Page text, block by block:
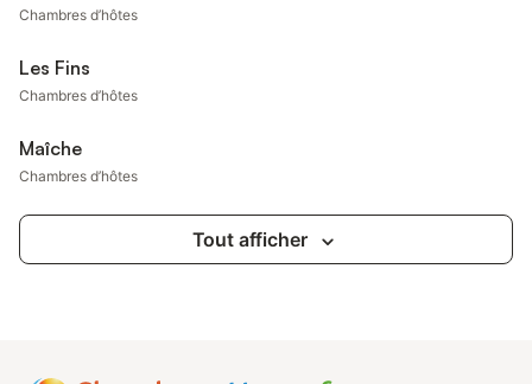
Chambres d’hôtes
Les Fins
Chambres d’hôtes
Maîche
Chambres d’hôtes
Tout afficher